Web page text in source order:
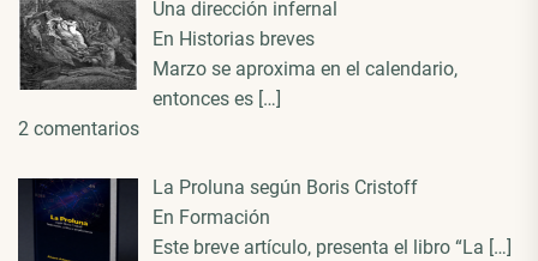
Una dirección infernal
En Historias breves
Marzo se aproxima en el calendario,
entonces es […]
2 comentarios
La Proluna según Boris Cristoff
En Formación
Este breve artículo, presenta el libro “La […]